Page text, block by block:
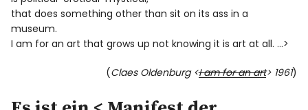
that does something other than sit on its ass in a
museum.
I am for an art that grows up not knowing it is art at all. …>
(Claes Oldenburg <I am for an art> 1961)